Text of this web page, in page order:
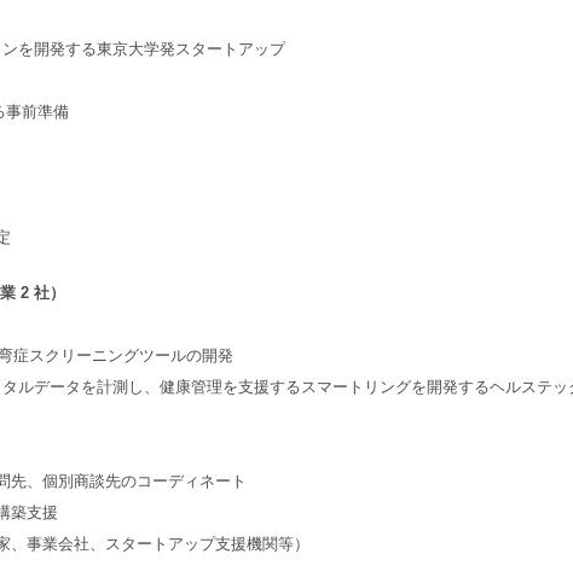
を開発する東京大学発スタートアップ
事前準備
2 社）
症スクリーニングツールの開発
ルデータを計測し、健康管理を支援するスマートリングを開発するヘルステッ
先、個別商談先のコーディネート
築支援
、事業会社、スタートアップ支援機関等）